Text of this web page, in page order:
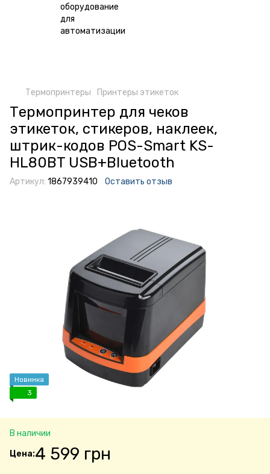
Термопринтеры Принтеры этикеток
Термопринтер для чеков
этикеток, стикеров, наклеек,
штрик-кодов POS-Smart KS-
HL80BT USB+Bluetooth
Артикул: 1867939410 Оставить отзыв
Новинка
3
В наличии
4 599 грн